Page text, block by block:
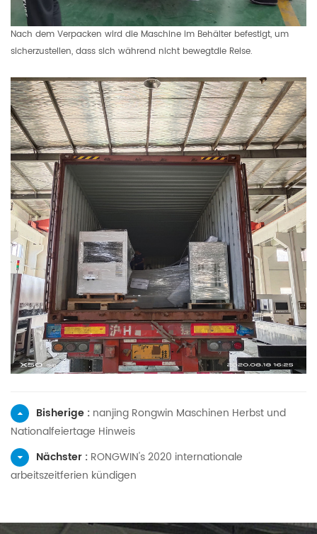
Nach dem Verpacken wird die Maschine im Behälter befestigt, um
sicherzustellen, dass sich während nicht bewegtdie Reise.
Bisherige : nanjing Rongwin Maschinen Herbst und
Nationalfeiertage Hinweis
Nächster : RONGWIN's 2020 internationale
arbeitszeitferien kündigen